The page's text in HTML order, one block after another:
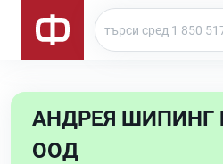
АНДРЕЯ ШИПИНГ
ООД